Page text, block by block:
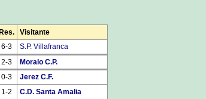
Res.
Visitante
6-3
S.P. Villafranca
2-3
Moralo C.P.
0-3
Jerez C.F.
1-2
C.D. Santa Amalia